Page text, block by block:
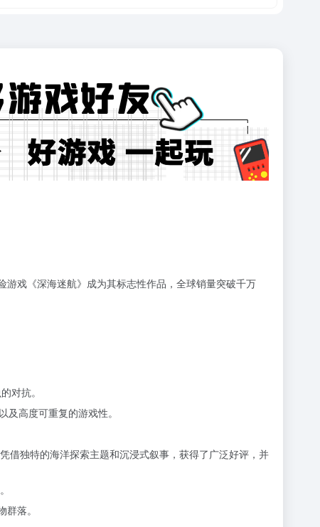
戏《深海迷航》成为其标志性作品，全球销量突破千万
对抗。
高度可重复的游戏性。
借独特的海洋探索主题和沉浸式叙事，获得了广泛好评，并
落。